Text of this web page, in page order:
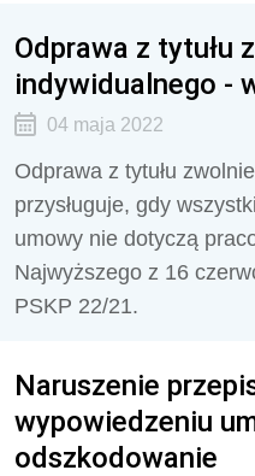
Odprawa z tytułu
indywidualnego -
04 maja 2022
Odprawa z tytułu
przysługuje, gdy
umowy nie dotyczą
Najwyższego z 16
PSKP 22/21.
Naruszenie
wypowiedzeniu
odszkodowanie